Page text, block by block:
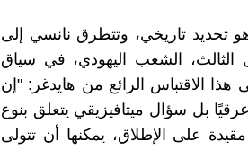
تاريخي، وتتطرق نانسي إلى
الشعب اليهودي، في سياق
هذا الاقتباس الرائع من هايدغر: "إن
بل سؤال ميتافيزيقي يتعلق بنوع
على الإطلاق، يمكنها أن تتولى